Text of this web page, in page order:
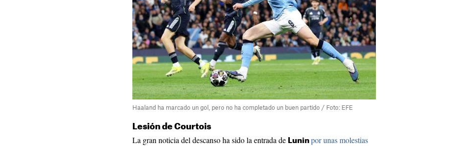
Haaland ha marcado un gol, pero no ha completado un buen partido / Foto: EFE
Lesión de Courtois
La gran noticia del descanso ha sido la entrada de Lunin por unas molestias